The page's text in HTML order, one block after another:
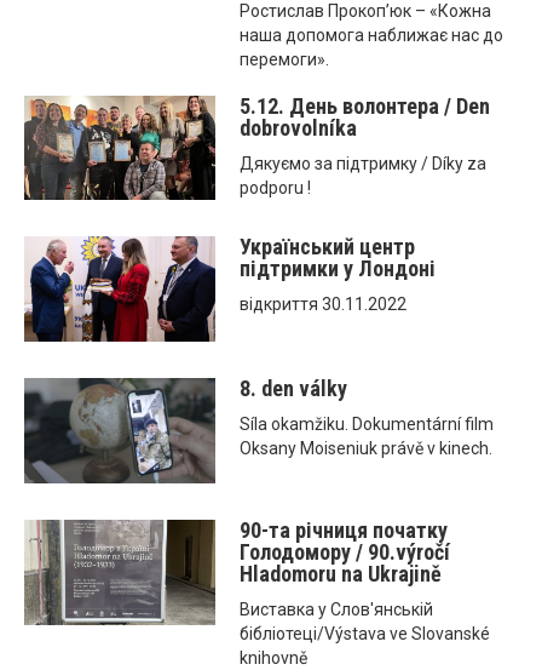
Ростислав Прокоп’юк – «Кожна
наша допомога наближає нас до
перемоги».
5.12. День волонтера / Den
dobrovolníka
Дякуємо за підтримку / Díky za
podporu !
Український центр
підтримки у Лондоні
відкриття 30.11.2022
8. den války
Síla okamžiku. Dokumentární film
Oksany Moiseniuk právě v kinech.
90-та річниця початку
Голодомору / 90.výročí
Hladomoru na Ukrajině
Виставка у Слов'янській
бібліотеці/Výstava ve Slovanské
knihovně